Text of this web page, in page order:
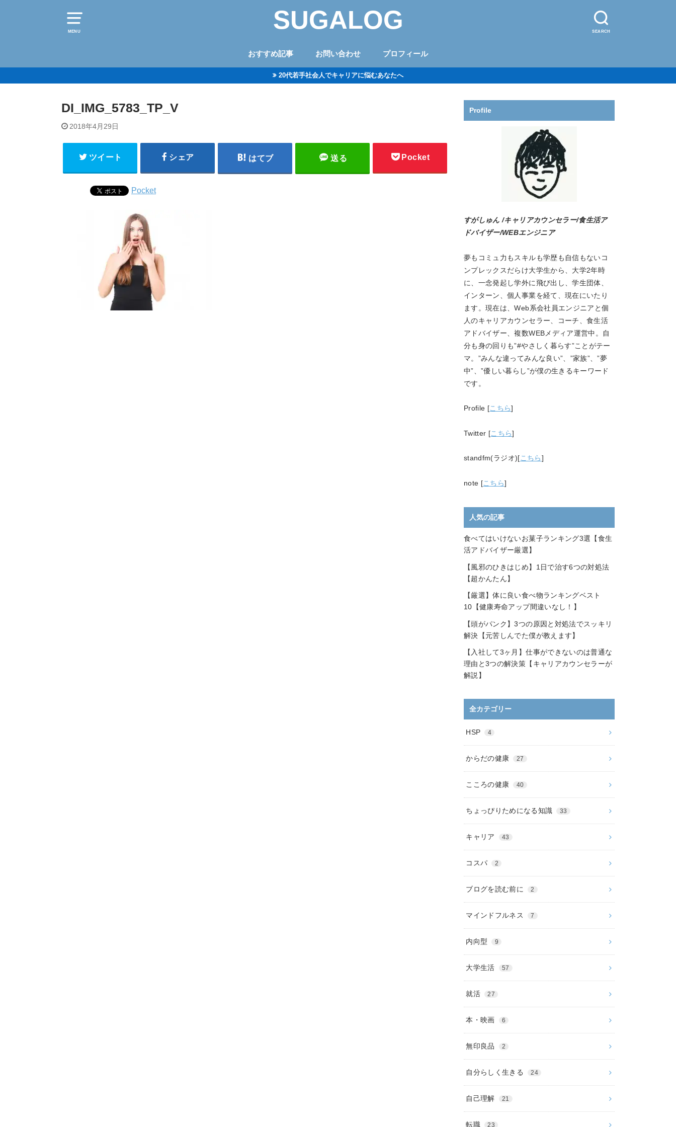
MENU SEARCH
SUGALOG
おすすめ記事 お問い合わせ プロフィール
20代若手社会人でキャリアに悩むあなたへ
DI_IMG_5783_TP_V
2018年4月29日
ツイート シェア はてブ 送る Pocket
Pocket
Profile
すがしゅん /キャリアカウンセラー/食生活ア
ドバイザー/WEBエンジニア
夢もコミュ力もスキルも学歴も自信もないコ
ンプレックスだらけ大学生から、大学2年時
に、一念発起し学外に飛び出し、学生団体、
インターン、個人事業を経て、現在にいたり
ます。現在は、Web系会社員エンジニアと個
人のキャリアカウンセラー、コーチ、食生活
アドバイザー、複数WEB メディア運営中。自
分も身の回りも”#やさしく暮らす”ことがテー
マ。 ”みんな違ってみんな良い” ”家族” 、”夢
中” 、”優しい暮らし”が僕の生きるキーワード
です。
Profile [こちら]
Twitter [こちら]
standfm(ラジオ)[こちら]
note [こちら]
人気の記事
食べてはいけないお菓子ランキング3選【食生
活アドバイザー厳選】
【風邪のひきはじめ】1日で治す6つの対処法
【超かんたん】
【厳選】体に良い食べ物ランキングベスト
10【健康寿命アップ間違いなし！】
【頭がパンク】3つの原因と対処法でスッキリ
解決【元苦しんでた僕が教えます】
【入社して3ヶ月】仕事ができないのは普通な
理由と3つの解決策【キャリアカウンセラーが
解説】
全カテゴリー
HSP 4
からだの健康 27
こころの健康 40
ちょっぴりためになる知識 33
キャリア 43
コスパ 2
ブログを読む前に 2
マインドフルネス 7
内向型 9
大学生活 57
就活 27
本・映画 6
無印良品 2
自分らしく生きる 24
自己理解 21
転職 23